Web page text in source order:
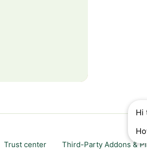
Trust center Third-Party Addons &